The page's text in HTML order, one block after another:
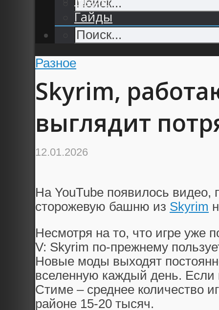
Гайды
Разное
Skyrim,
выглядит
12.01.2026
На YouTube появилось
сторожевую башню из Skyrim
Несмотря на то, что игре уже
V: Skyrim по-прежнему
Новые моды выходят
вселенную каждый день. Если
Стиме – среднее количество
районе 15-20 тысяч.